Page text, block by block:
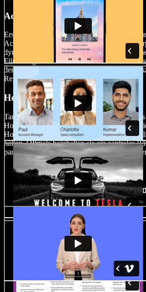
Actionfilme
Erstellen Sie adrenalingeladene Sequenzen
Actionfilme zeichnen sich durch intensive
dynamische Sequenzen und
Filme zeigen oft einen starken und
der in spannende Verfolgungsjagden,
Rettungsaktionen verwickelt ist.
Horror-Mystery-Filme
Tauchen Sie ein in die Welt des
Horror-Mystery-Filmen. Diese Filme
Horrors mit spannenden Rätseln, um das
halten. Oftmals beinhalten sie ein zentrales
paranormales Ereignis, das Angst und
Filmemacher-